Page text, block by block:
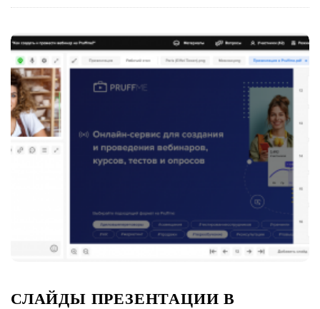
СЛАЙДЫ ПРЕЗЕНТАЦИИ В